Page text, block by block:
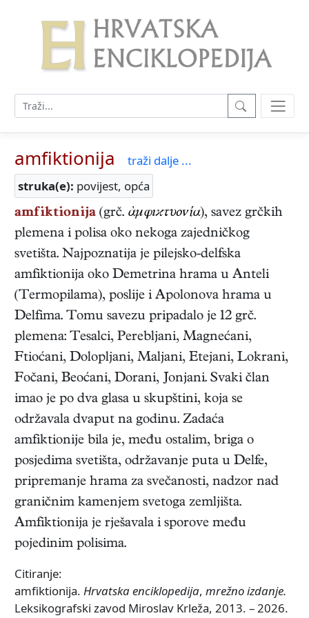
amfiktionija
traži dalje ...
struka(e): povijest, opća
amfiktionija (grč. ἀμφıϰτυονία), savez grčkih
plemena i polisa oko nekoga zajedničkog
svetišta. Najpoznatija je pilejsko-delfska
amfiktionija oko Demetrina hrama u Anteli
(Termopilama), poslije i Apolonova hrama u
Delfima. Tomu savezu pripadalo je 12 grč.
plemena: Tesalci, Perebljani, Magnećani,
Ftioćani, Dolopljani, Maljani, Etejani, Lokrani,
Fočani, Beoćani, Dorani, Jonjani. Svaki član
imao je po dva glasa u skupštini, koja se
održavala dvaput na godinu. Zadaća
amfiktionije bila je, među ostalim, briga o
posjedima svetišta, održavanje puta u Delfe,
pripremanje hrama za svečanosti, nadzor nad
graničnim kamenjem svetoga zemljišta.
Amfiktionija je rješavala i sporove među
pojedinim polisima.
Citiranje:
amfiktionija. Hrvatska enciklopedija, mrežno izdanje.
Leksikografski zavod Miroslav Krleža, 2013. – 2026.